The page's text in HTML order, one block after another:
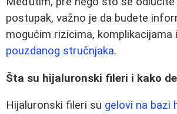
postupak, važno je da budete
mogućim rizicima, komplikacijama
pouzdanog stručnjaka.
Šta su hijaluronski fileri i kako
Hijaluronski fileri su gelovi na bazi